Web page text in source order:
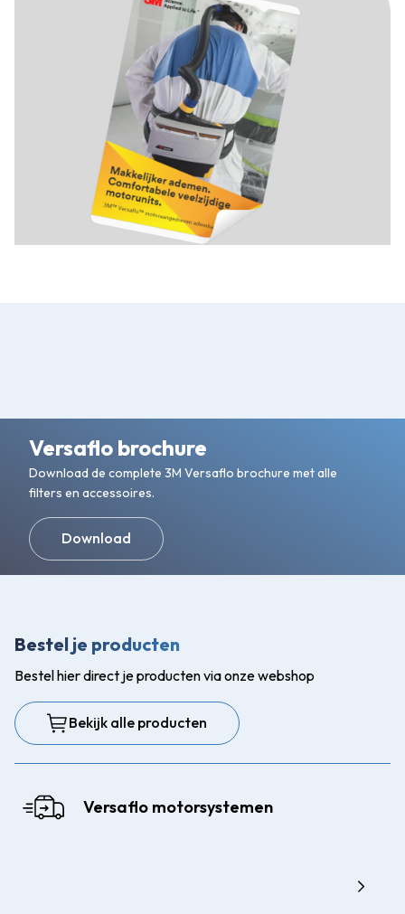
Versaflo brochure
Download de complete 3M Versaflo brochure met alle
filters en accessoires.
Download
Bestel je producten
Bestel hier direct je producten via onze webshop
Bekijk alle producten
Versaflo motorsystemen